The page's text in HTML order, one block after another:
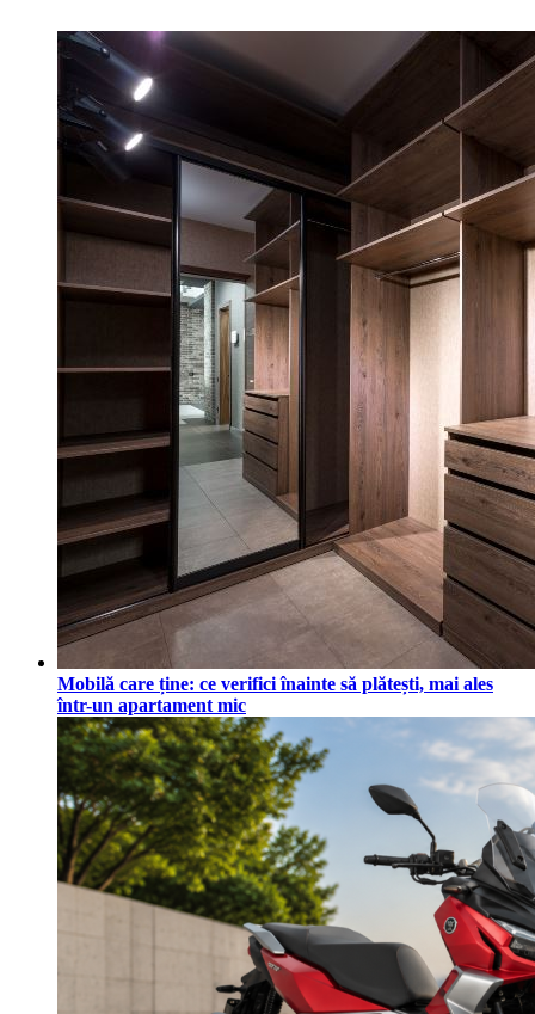
Mobilă care ține: ce verifici înainte să plătești, mai ales
într-un apartament mic